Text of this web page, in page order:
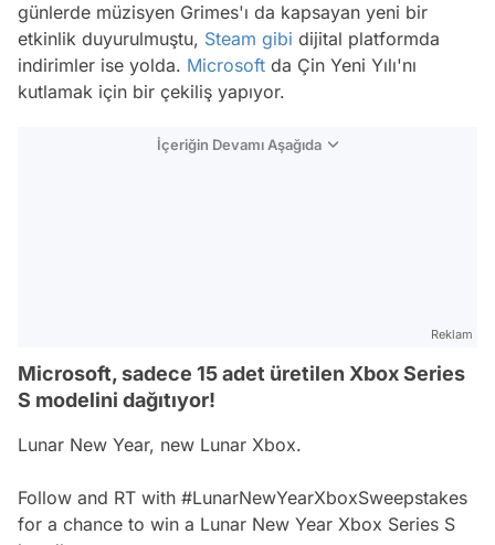
günlerde müzisyen Grimes'ı da kapsayan yeni bir
etkinlik duyurulmuştu, Steam gibi dijital platformda
indirimler ise yolda. Microsoft da Çin Yeni Yılı'nı
kutlamak için bir çekiliş yapıyor.
İçeriğin Devamı Aşağıda
Reklam
Microsoft, sadece 15 adet üretilen Xbox Series
S modelini dağıtıyor!
Lunar New Year, new Lunar Xbox.
Follow and RT with #LunarNewYearXboxSweepstakes
for a chance to win a Lunar New Year Xbox Series S